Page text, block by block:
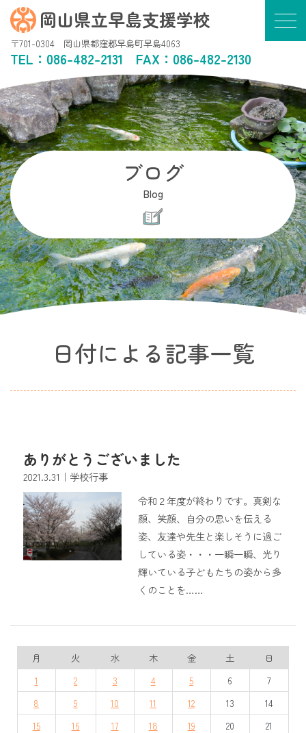
岡山県立早島支援学校
〒701-0304 岡山県都窪郡早島町早島4063
TEL： 086-482-2131 FAX：086-482-2130
ブログ
Blog
日付による記事一覧
ありがとうございました
2021.3.31 ｜学校行事
令和２年度が終わりです。真剣な
顔、笑顔、自分の思いを伝える
姿、友達や先生と楽しそうに過ご
している姿・・・一瞬一瞬、光り
輝いている子どもたちの姿から多
くのことを……
月 火 水 木 金 土
日
1
2 3 4 5 6
7
8
9 10 11 12 13
14
15
16 17 18 19 20
21